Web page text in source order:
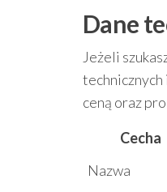
Dane
Jeżeli
ceną oraz
Cecha
Nazwa